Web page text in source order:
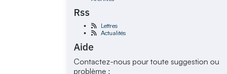
Rss
Lettres
Actualités
Aide
Contactez-nous pour toute suggestion ou
problème :